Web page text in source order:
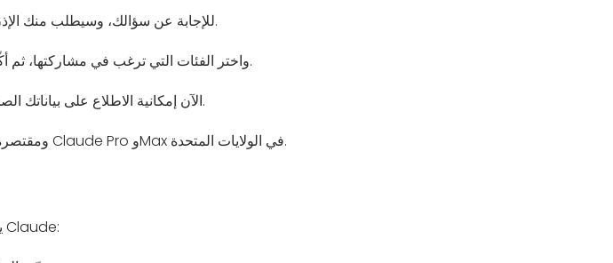
سيدرك Claude أنه يحتاج إلى بيانات Apple Health للإجابة عن سؤالك، وسيطلب منك الإذن.
انتقل إلى شاشة أذونات الصحة القياسية في iOS واختر الفئات التي ترغب في مشاركتها، ثم أكّد ذلك.
أصبح لدى Claude الآن إمكانية الاطلاع على بياناتك الصحية ويمكنه الرد برؤى أكثر تخصيصاً.
هذه الميزة حالياً في مرحلة تجريبية (beta) ومقتصرة على مشتركي Claude Pro وMax في الولايات المتحدة.
يجب أن تتحقق ثلاثة أمور قبل أن تتمكن من منح أي أذونات لـ Claude: